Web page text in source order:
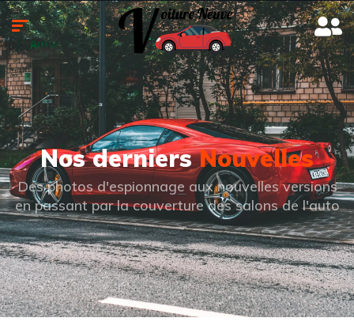
Nos derniersNouvelles
Des photos d'espionnage aux nouvelles versions
en passant par la couverture des salons de l'auto